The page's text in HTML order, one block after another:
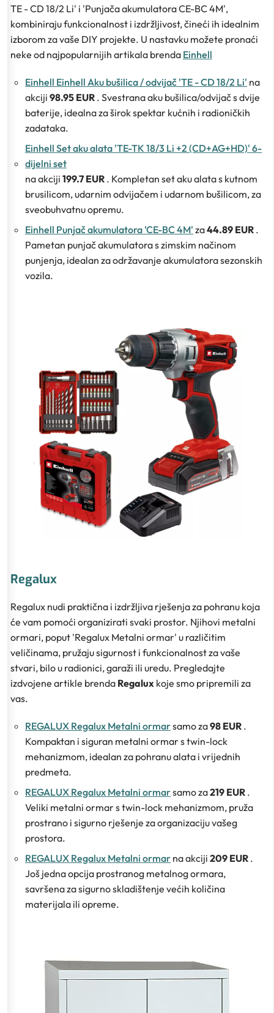
TE - CD 18/2 Li' i 'Punjača akumulatora CE-BC 4M',
kombiniraju funkcionalnost i izdržljivost, čineći ih idealnim
izborom za vaše DIY projekte. U nastavku možete pronaći
neke od najpopularnijih artikala brenda Einhell
Einhell Einhell Aku bušilica / odvijač 'TE - CD 18/2 Li' na
akciji 98.95 EUR . Svestrana aku bušilica/odvijač s dvije
baterije, idealna za širok spektar kućnih i radioničkih
zadataka.
Einhell Set aku alata 'TE-TK 18/3 Li +2 (CD+AG+HD)' 6-
dijelni set
na akciji 199.7 EUR . Kompletan set aku alata s kutnom
brusilicom, udarnim odvijačem i udarnom bušilicom, za
sveobuhvatnu opremu.
Einhell Punjač akumulatora 'CE-BC 4M' za44.89 EUR .
Pametan punjač akumulatora s zimskim načinom
punjenja, idealan za održavanje akumulatora sezonskih
vozila.
Regalux
Regalux nudi praktična i izdržljiva rješenja za pohranu koja
će vam pomoći organizirati svaki prostor. Njihovi metalni
ormari, poput 'Regalux Metalni ormar' u različitim
veličinama, pružaju sigurnost i funkcionalnost za vaše
stvari, bilo u radionici, garaži ili uredu. Pregledajte
izdvojene artikle brenda Regalux koje smo pripremili za
vas.
REGALUX Regalux Metalni ormarsamo za98 EUR .
Kompaktan i siguran metalni ormar s twin-lock
mehanizmom, idealan za pohranu alata i vrijednih
predmeta.
REGALUX Regalux Metalni ormarsamo za219 EUR .
Veliki metalni ormar s twin-lock mehanizmom, pruža
prostrano i sigurno rješenje za organizaciju vašeg
prostora.
REGALUX Regalux Metalni ormar na akciji 209 EUR .
Još jedna opcija prostranog metalnog ormara,
savršena za sigurno skladištenje većih količina
materijala ili opreme.